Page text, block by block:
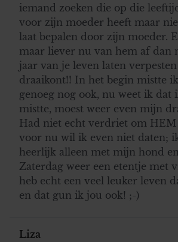
iemand zoeken die op die
voor zijn moeder heeft maar
laat bepalen door zijn moeder.
maar liever nu van hem af dan
jaar van je leven laten
draaikont!! In het begin mistte
genoeg nog ook, nu weet ik dat
mistte, moest weer even mijn
Had niet echt verdriet om HEM
voor nu wil ik even niet daten;
heerlijk alleen met mijn hond
Zaterdag weer een etentje met
heb echt een veel leuker leven
en dat gun ik jou ook! ;-)
Liza